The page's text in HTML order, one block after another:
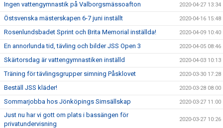
Ingen vattengymnastik på Valborgsmässoafton 2020-04-27 13:34
Östsvenska mästerskapen 6-7 juni inställt 2020-04-16 15:48
Rosenlundsbadet Sprint och Brita Memorial inställda! 2020-04-09 10:40
En annorlunda tid, tävling och bilder JSS Open 3 2020-04-05 08:46
Skärtorsdag är vattengymnastiken inställd 2020-04-03 10:13
Träning för tävlingsgrupper simning Påsklovet 2020-03-30 17:28
Beställ JSS kläder! 2020-03-28 08:00
Sommarjobba hos Jönköpings Simsällskap 2020-03-27 11:00
Just nu har vi gott om plats i bassängen för
privatundervisning
2020-03-27 10:26